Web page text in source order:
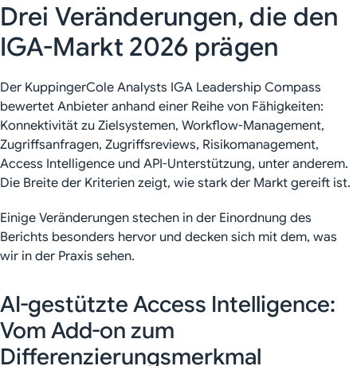
Drei Veränderungen, die den
IGA-Markt 2026 prägen
Der KuppingerCole Analysts IGA Leadership Compass
bewertet Anbieter anhand einer Reihe von Fähigkeiten:
Konnektivität zu Zielsystemen, Workflow-Management,
Zugriffsanfragen, Zugriffsreviews, Risikomanagement,
Access Intelligence und API-Unterstützung, unter anderem.
Die Breite der Kriterien zeigt, wie stark der Markt gereift ist.
Einige Veränderungen stechen in der Einordnung des
Berichts besonders hervor und decken sich mit dem, was
wir in der Praxis sehen.
AI-gestützte Access Intelligence:
Vom Add-on zum
Differenzierungsmerkmal